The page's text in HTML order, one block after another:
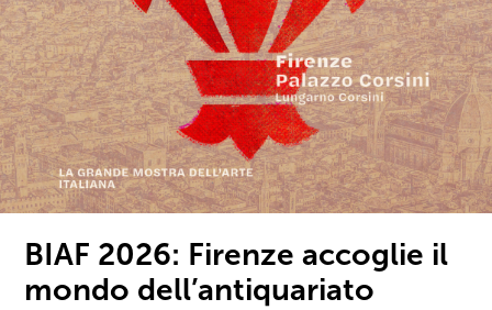
BIAF 2026: Firenze accoglie il
mondo dell’antiquariato